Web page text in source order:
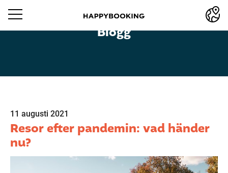
Blogg
11 augusti 2021
Resor efter pandemin: vad händer
nu?